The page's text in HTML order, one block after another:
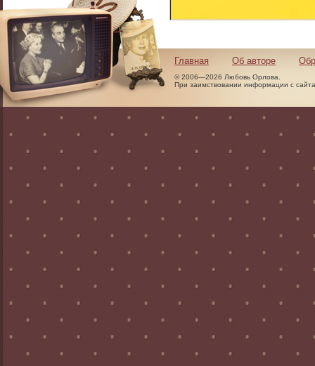
Главная Об авторе
© 2006—2026 Любовь Орлова.
При заимствовании информации с